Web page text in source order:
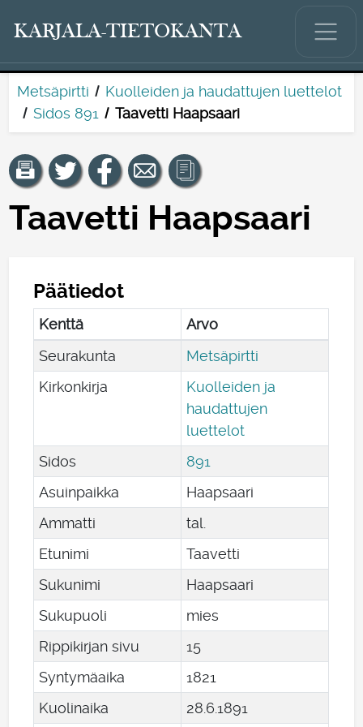
KARJALA-TIETOKANTA
Metsäpirtti
Kuolleiden ja haudattujen luettelot
Sidos 891
Taavetti Haapsaari
Taavetti Haapsaari
Päätiedot
Kenttä
Arvo
Seurakunta
Metsäpirtti
Kirkonkirja
Kuolleiden ja
haudattujen
luettelot
Sidos
891
Asuinpaikka
Haapsaari
Ammatti
tal.
Etunimi
Taavetti
Sukunimi
Haapsaari
Sukupuoli
mies
Rippikirjan sivu
15
Syntymäaika
1821
Kuolinaika
28 61891